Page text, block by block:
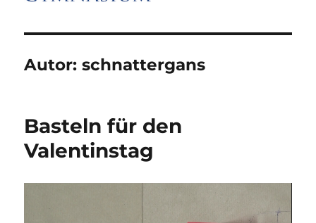
Rombacherstr. 30 | 73430 Aalen
Autor:schnattergans
Basteln für den
Valentinstag